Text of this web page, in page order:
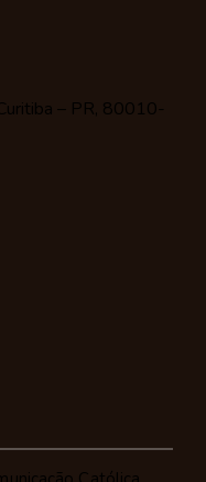
– PR, 80010-